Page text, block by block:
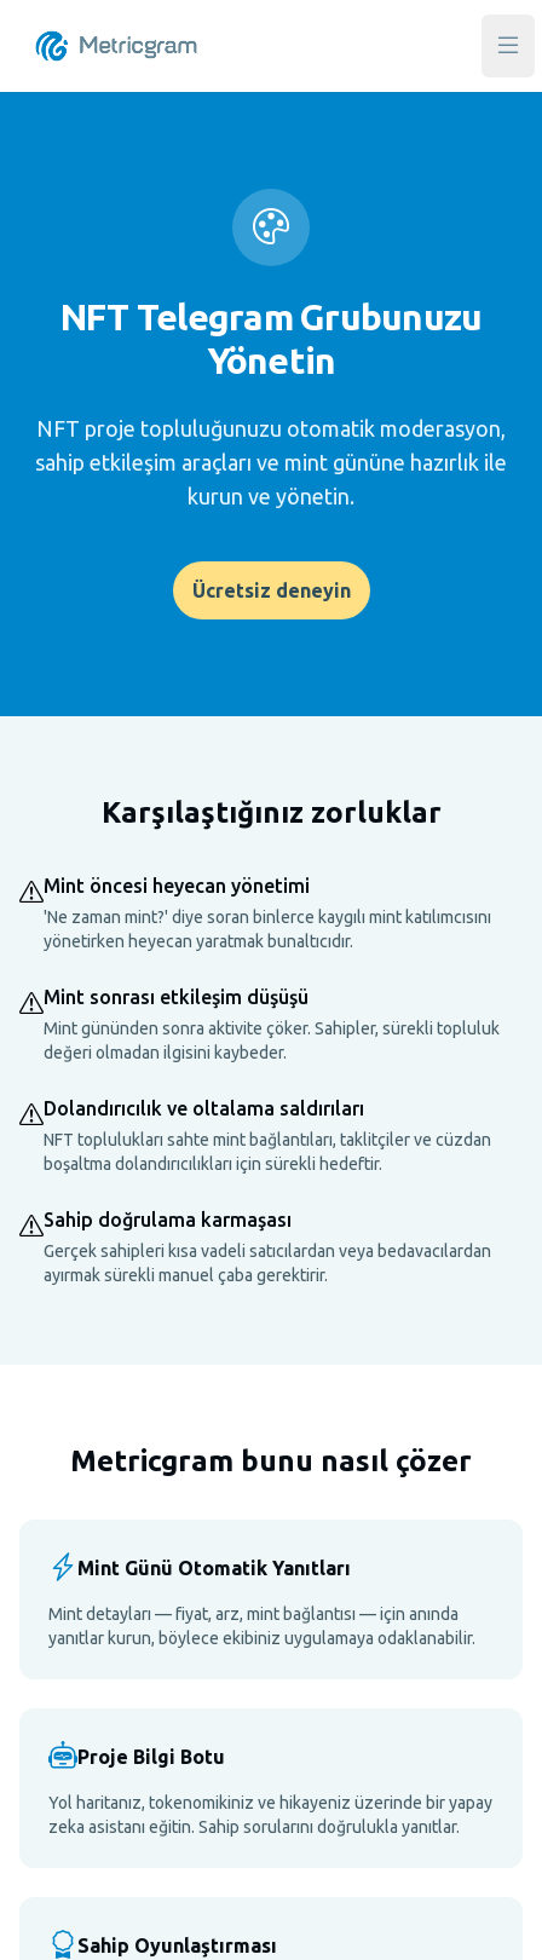
NFT Telegram Grubunuzu
Yönetin
NFT proje topluluğunuzu otomatik moderasyon,
sahip etkileşim araçları ve mint gününe hazırlık ile
kurun ve yönetin.
Ücretsiz deneyin
Karşılaştığınız zorluklar
Mint öncesi heyecan yönetimi
'Ne zaman mint?' diye soran binlerce kaygılı mint katılımcısını
yönetirken heyecan yaratmak bunaltıcıdır.
Mint sonrası etkileşim düşüşü
Mint gününden sonra aktivite çöker. Sahipler, sürekli topluluk
değeri olmadan ilgisini kaybeder.
Dolandırıcılık ve oltalama saldırıları
NFT toplulukları sahte mint bağlantıları, taklitçiler ve cüzdan
boşaltma dolandırıcılıkları için sürekli hedeftir.
Sahip doğrulama karmaşası
Gerçek sahipleri kısa vadeli satıcılardan veya bedavacılardan
ayırmak sürekli manuel çaba gerektirir.
Metricgram bunu nasıl çözer
Mint Günü Otomatik Yanıtları
Mint detayları — fiyat, arz, mint bağlantısı — için anında
yanıtlar kurun, böylece ekibiniz uygulamaya odaklanabilir.
Proje Bilgi Botu
Yol haritanız, tokenomikiniz ve hikayeniz üzerinde bir yapay
zeka asistanı eğitin. Sahip sorularını doğrulukla yanıtlar.
Sahip Oyunlaştırması